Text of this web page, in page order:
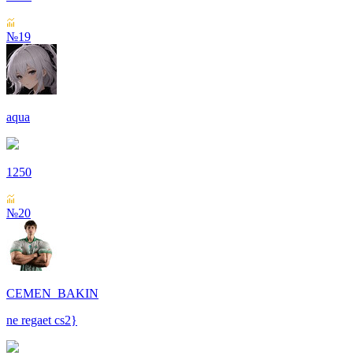
№19
aqua
1250
№20
CEMEN_BAKIN
ne regaet cs2}